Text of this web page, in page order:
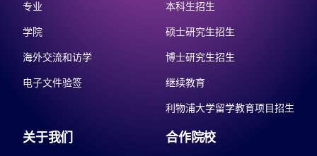
专业
学院
海外交流和访学
电子文件验签
本科生招生
硕士研究生招生
博士研究生招生
继续教育
利物浦大学留学教育项目招生
关于我们 合作院校